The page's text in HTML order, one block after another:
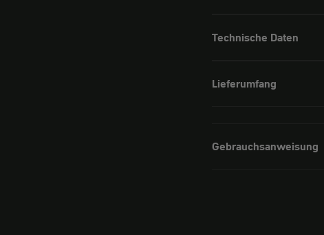
Technische Daten
Lieferumfang
Gebrauchsanweisung